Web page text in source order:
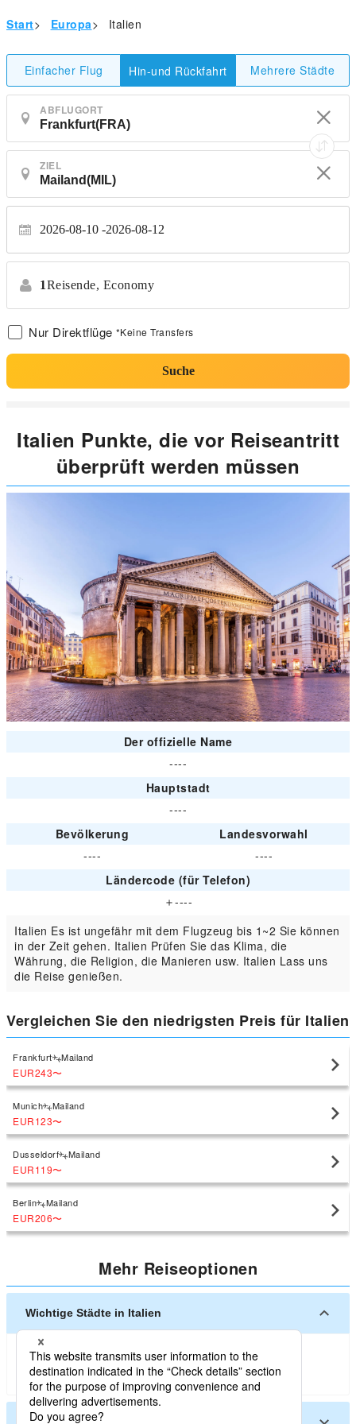
Start> Europa> Italien
Einfacher Flug Hin-und Rückfahrt Mehrere Städte
ABFLUGORT
ZIEL
2026-08-10 2026-08-12
1Reisende, Economy
Nur Direktflüge *Keine Transfers
Suche
Italien Punkte, die vor Reiseantritt
überprüft werden müssen
Der offizielle Name
----
Hauptstadt
----
Bevölkerung
Landesvorwahl
----
----
Ländercode (für Telefon)
＋----
Italien Es ist ungefähr mit dem Flugzeug bis 1~2 Sie können
in der Zeit gehen. Italien Prüfen Sie das Klima, die
Währung, die Religion, die Manieren usw. Italien Lass uns
die Reise genießen.
Vergleichen Sie den niedrigsten Preis für Italien
Frankfurt Mailand
EUR243〜
Munich Mailand
EUR123〜
Dusseldorf Mailand
EUR119〜
Berlin Mailand
EUR206〜
Mehr Reiseoptionen
Wichtige Städte in Italien
MailandRomVenedigFirenze (Italy)Bologna
Naples (Italy)Torino